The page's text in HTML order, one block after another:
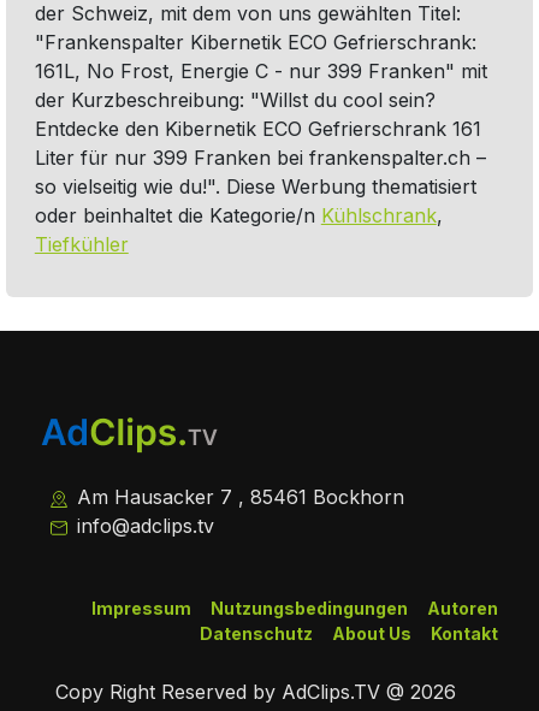
der Schweiz, mit dem von uns gewählten Titel:
"Frankenspalter Kibernetik ECO Gefrierschrank:
161L, No Frost, Energie C - nur 399 Franken" mit
der Kurzbeschreibung: "Willst du cool sein?
Entdecke den Kibernetik ECO Gefrierschrank 161
Liter für nur 399 Franken bei frankenspalter.ch –
so vielseitig wie du!". Diese Werbung thematisiert
oder beinhaltet die Kategorie/n Kühlschrank,
Tiefkühler
Am Hausacker 7 , 85461 Bockhorn
info@adclips.tv
Autoren
Nutzungsbedingungen
Impressum
Kontakt
About Us
Datenschutz
Copy Right Reserved by AdClips.TV @ 2026